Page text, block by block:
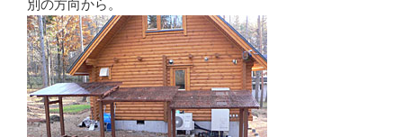
別の方向から。